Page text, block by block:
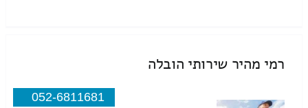
רמי מהיר שירותי הובלה
052-6811681